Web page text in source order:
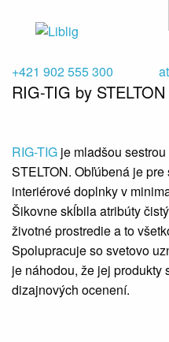
+421 902 555 300
RIG-TIG by STELTON
RIG-TIG je mladšou
STELTON. Obľúbená je
interiérové doplnky v
Šikovne skĺbila atribúty
životné prostredie a to
Spolupracuje so svetovo
je náhodou, že jej produkty
dizajnových ocenení.